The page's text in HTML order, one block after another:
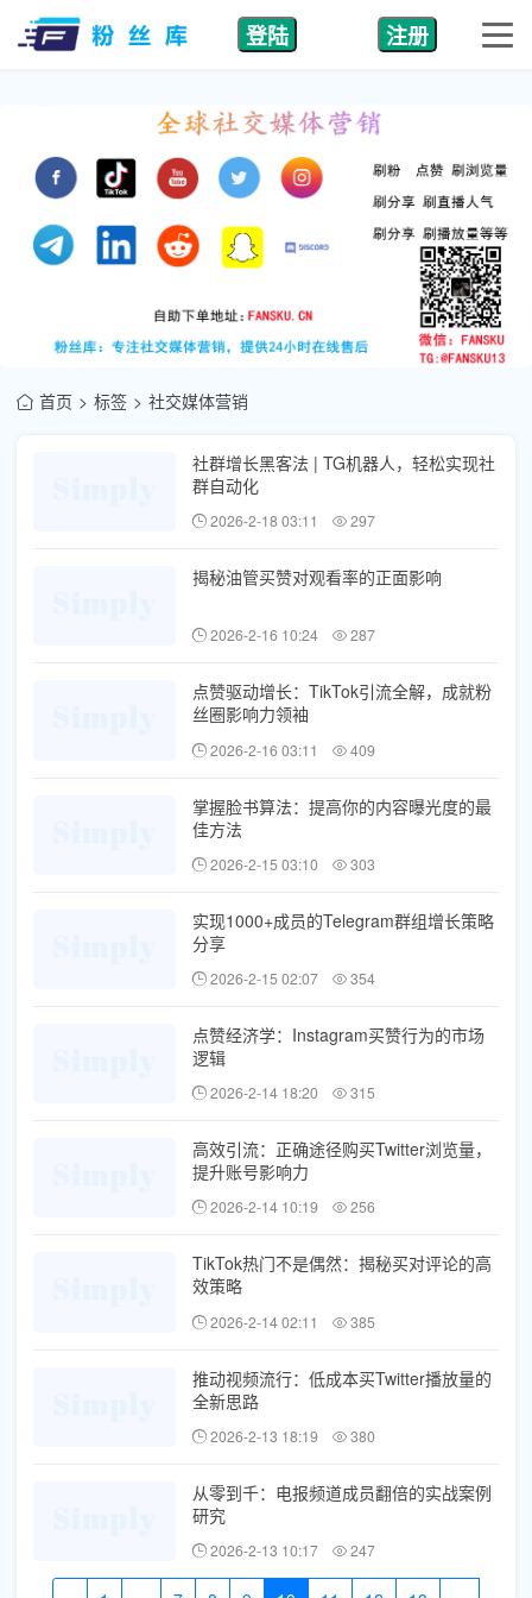
登陆 注册
首页 标签 社交媒体营销
社群增长黑客法 | TG机器人，轻松实现社
群自动化
2026-2-18 03:11 297
揭秘油管买赞对观看率的正面影响
2026-2-16 10:24 287
点赞驱动增长：TikTok引流全解，成就粉
丝圈影响力领袖
2026-2-16 03:11 409
掌握脸书算法：提高你的内容曝光度的最
佳方法
2026-2-15 03:10 303
实现1000+成员的Telegram群组增长策略
分享
2026-2-15 02:07 354
点赞经济学：Instagram买赞行为的市场
逻辑
2026-2-14 18:20 315
高效引流：正确途径购买Twitter浏览量，
提升账号影响力
2026-2-14 10:19 256
TikTok热门不是偶然：揭秘买对评论的高
效策略
2026-2-14 02:11 385
推动视频流行：低成本买Twitter播放量的
全新思路
2026-2-13 18:19 380
从零到千：电报频道成员翻倍的实战案例
研究
2026-2-13 10:17 247